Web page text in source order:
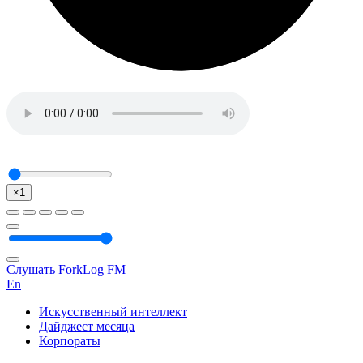
×1
Слушать ForkLog FM
En
Искусственный интеллект
Дайджест месяца
Корпораты